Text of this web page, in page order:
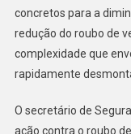
concretos para a
redução do roubo de
complexidade que
rapidamente
O secretário de
ação contra o roubo